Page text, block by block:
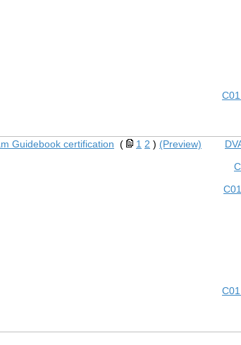
Guidebook certification ( 1 2 ) (Preview)